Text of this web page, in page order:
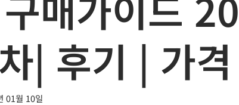
| 후기 | 가
01월 10일